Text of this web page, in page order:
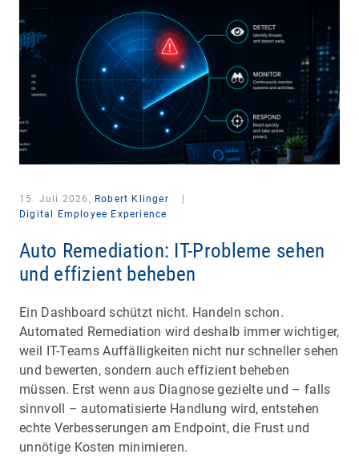
15. Juli 2026, Robert Klinger
Digital Employee Experience
Auto Remediation: IT-Probleme sehen
und effizient beheben
Ein Dashboard schützt nicht. Handeln schon.
Automated Remediation wird deshalb immer wichtiger,
weil IT-Teams Auffälligkeiten nicht nur schneller sehen
und bewerten, sondern auch effizient beheben
müssen. Erst wenn aus Diagnose gezielte und – falls
sinnvoll – automatisierte Handlung wird, entstehen
echte Verbesserungen am Endpoint, die Frust und
unnötige Kosten minimieren.